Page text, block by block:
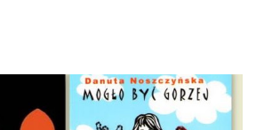
TUTAJ i TUTAJ . Gdy już
codzienności z psem, a Amber - z